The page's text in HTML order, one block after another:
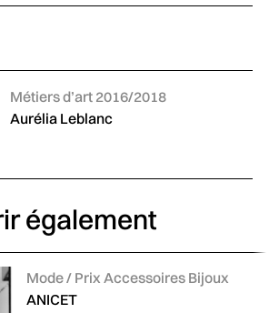
Catégories :
Métiers d’art 2016/2018
Aurélia Leblanc
également
Catégories :
Mode / Prix Accessoires Bijoux
ANICET